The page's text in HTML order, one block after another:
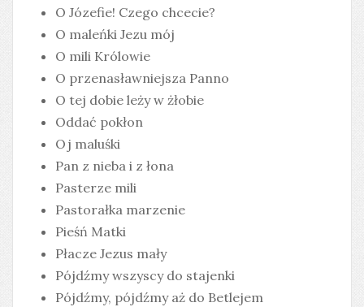
O Józefie! Czego chcecie?
O maleńki Jezu mój
O mili Królowie
O przenasławniejsza Panno
O tej dobie leży w żłobie
Oddać pokłon
Oj maluśki
Pan z nieba i z łona
Pasterze mili
Pastorałka marzenie
Pieśń Matki
Płacze Jezus mały
Pójdźmy wszyscy do stajenki
Pójdźmy, pójdźmy aż do Betlejem